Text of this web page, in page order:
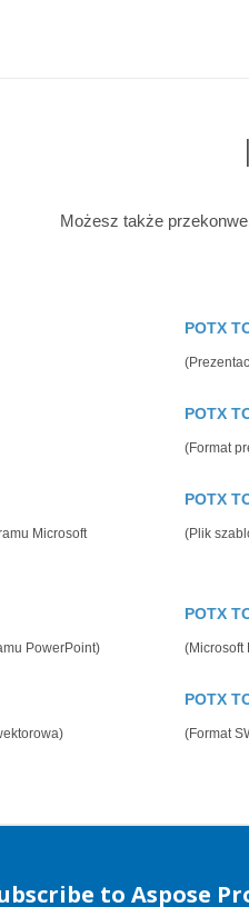
Możesz także
POTX
POTX
(Format
Microsoft
POTX
(Plik
PowerPoint)
POTX
(Microsoft
POTX
(Format
to Aspose